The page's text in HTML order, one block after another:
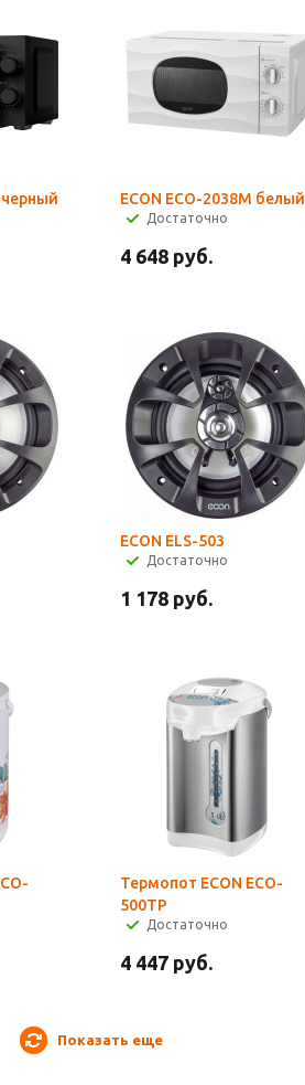
черный ECON ECO-2038M белый
Достаточно
4 648 руб.
ECON ELS-503
Достаточно
1 178 руб.
Термопот ECON ECO-
500TP
Достаточно
4 447 руб.
Показать еще